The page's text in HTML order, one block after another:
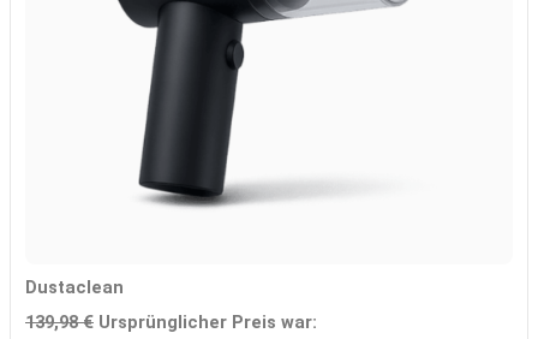
Dustaclean
139,98€ Ursprünglicher Preis war: